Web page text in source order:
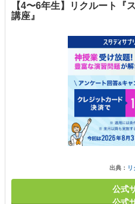
【4〜6年生】リクルート『
講座』
出典： リ
公式